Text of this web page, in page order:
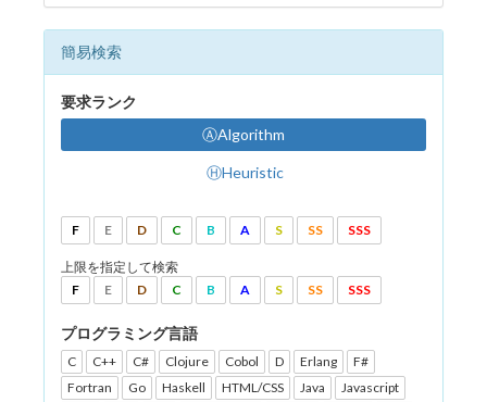
簡易検索
要求ランク
ⒶAlgorithm
ⒽHeuristic
F E D C B A S SS SSS
上限を指定して検索
F
E D C B A S SS SSS
プログラミング言語
C C++ C# Clojure Cobol D Erlang
F#
Fortran
Go Haskell HTML/CSS Java
Javascript